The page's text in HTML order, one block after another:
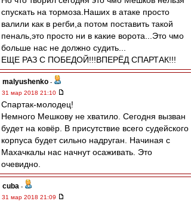
спускать на тормоза.Наших в атаке просто
валили как в регби,а потом поставить такой
пеналь,это просто ни в какие ворота...Это чмо
больше нас не должно судить...
ЕЩЕ РАЗ С ПОБЕДОЙ!!!ВПЕРЁД СПАРТАК!!!
malyushenko -
31 мар 2018 21:10
Спартак-молодец!
Немного Мешкову не хватило. Сегодня вызван
будет на ковёр. В присутствие всего судейского
корпуса будет сильно надруган. Начиная с
Махачкалы нас начнут осаживать. Это
очевидно.
cuba -
31 мар 2018 21:09